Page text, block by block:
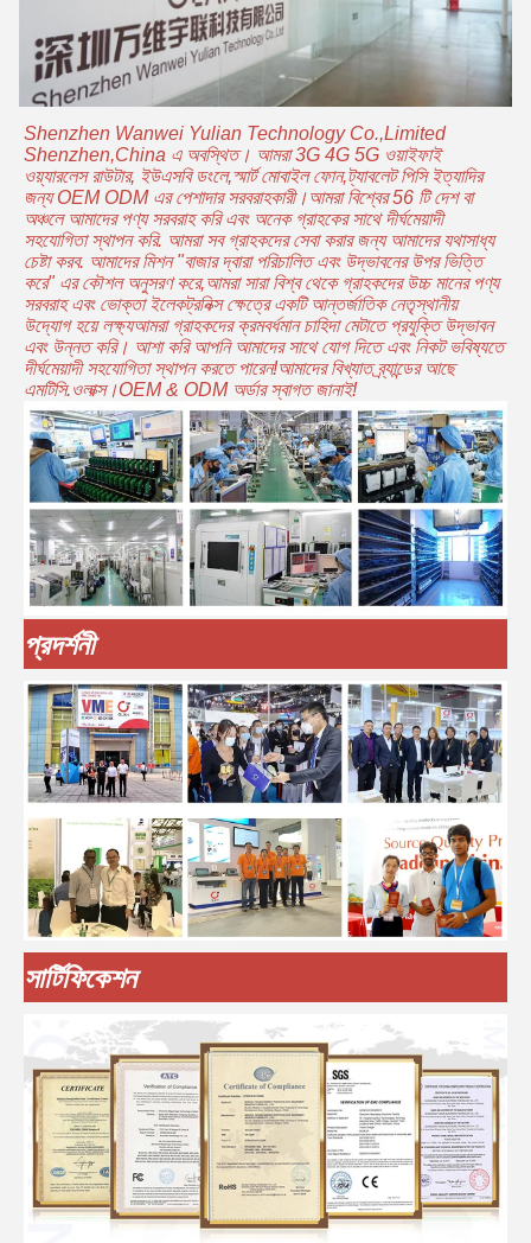
Shenzhen Wanwei Yulian Technology Co.,Limited
Shenzhen,China এ অবস্থিত। আমরা 3G 4G 5G ওয়াইফাই
ওয়্যারলেস রাউটার, ইউএসবি ডংলে,স্মার্ট মোবাইল ফোন,ট্যাবলেট পিসি ইত্যাদির
জন্য OEM ODM এর পেশাদার সরবরাহকারী।আমরা বিশ্বের 56 টি দেশ বা
অঞ্চলে আমাদের পণ্য সরবরাহ করি এবং অনেক গ্রাহকের সাথে দীর্ঘমেয়াদী
সহযোগিতা স্থাপন করি. আমরা সব গ্রাহকদের সেবা করার জন্য আমাদের যথাসাধ্য
চেষ্টা করব. আমাদের মিশন "বাজার দ্বারা পরিচালিত এবং উদ্ভাবনের উপর ভিত্তি
করে" এর কৌশল অনুসরণ করে,আমরা সারা বিশ্ব থেকে গ্রাহকদের উচ্চ মানের পণ্য
সরবরাহ এবং ভোক্তা ইলেকট্রনিক্স ক্ষেত্রে একটি আন্তর্জাতিক নেতৃস্থানীয়
উদ্যোগ হয়ে লক্ষ্যআমরা গ্রাহকদের ক্রমবর্ধমান চাহিদা মেটাতে প্রযুক্তি উদ্ভাবন
এবং উন্নত করি। আশা করি আপনি আমাদের সাথে যোগ দিতে এবং নিকট ভবিষ্যতে
দীর্ঘমেয়াদী সহযোগিতা স্থাপন করতে পারেন!আমাদের বিখ্যাত ব্র্যান্ডের আছে
এমটিসি.ওলাক্স।OEM & ODM অর্ডার স্বাগত জানাই!
প্রদর্শনী
সার্টিফিকেশন